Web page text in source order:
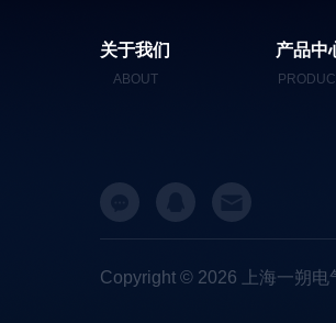
关于我们
ABOUT
产品中
Copyright © 2026 上海一朔电